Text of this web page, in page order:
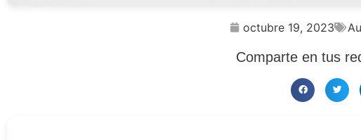
octubre 19, 2023
Comparte en tus